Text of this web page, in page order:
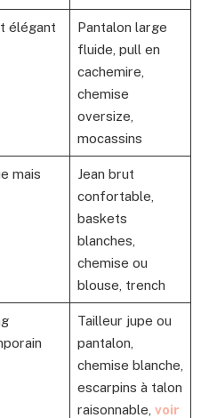
élégant
Pantalon large
fluide, pull en
cachemire,
chemise
oversize,
mocassins
mais
Jean brut
confortable,
baskets
blanches,
chemise ou
blouse, trench
Tailleur jupe ou
pantalon,
chemise blanche,
escarpins à talon
raisonnable, voir